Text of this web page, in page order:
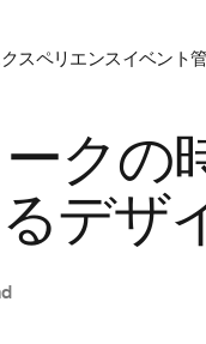
スペリエンスイベント
クの
デザ